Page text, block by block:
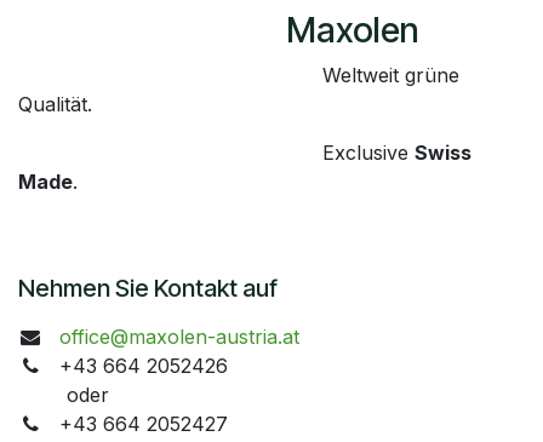
​Maxolen
​Weltweit grüne
Qualität.
​Exclusive Swiss
Made.
Nehmen Sie Kontakt auf
office@maxolen-austria.at
+43 664 2052426
oder
+43 664 2052427